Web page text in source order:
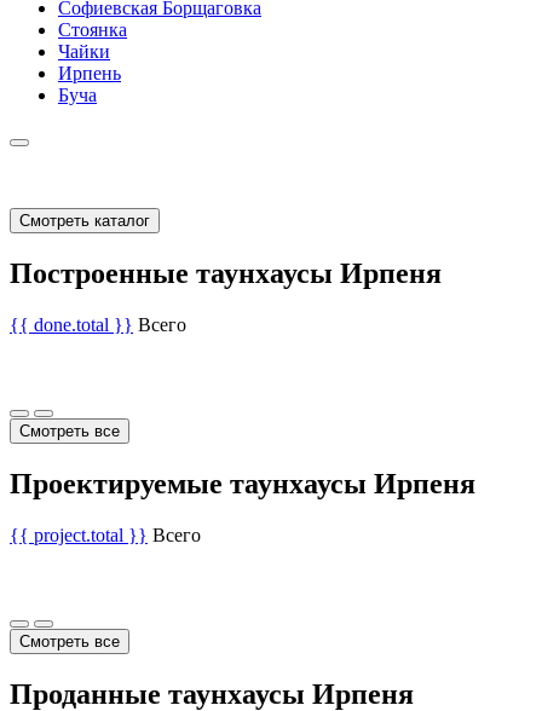
Софиевская Борщаговка
Стоянка
Чайки
Ирпень
Буча
Смотреть каталог
Построенные таунхаусы Ирпеня
{{ done.total }} Всего
Смотреть все
Проектируемые таунхаусы Ирпеня
{{ project.total }} Всего
Смотреть все
Проданные таунхаусы Ирпеня